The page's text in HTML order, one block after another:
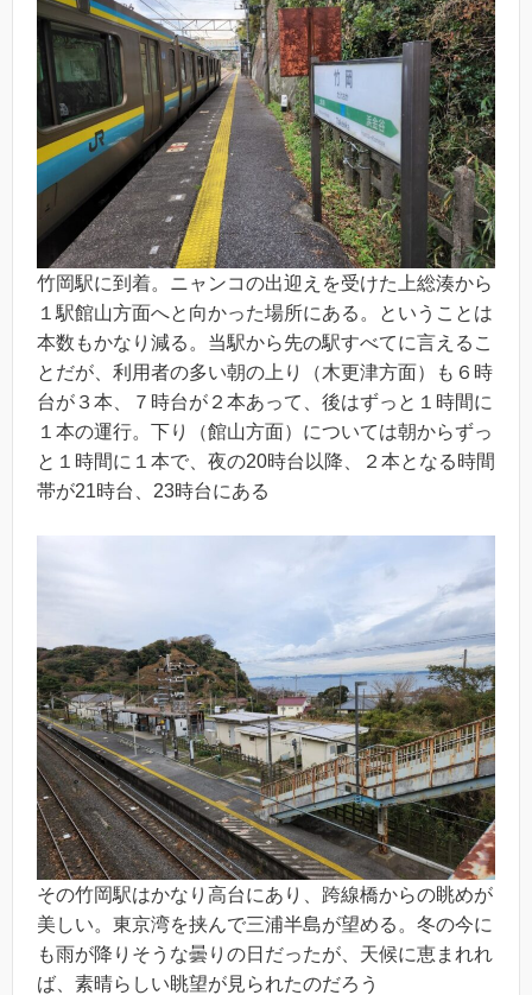
竹岡駅に到着。ニャンコの出迎えを受けた上総湊から
１駅館山方面へと向かった場所にある。ということは
本数もかなり減る。当駅から先の駅すべてに言えるこ
とだが、利用者の多い朝の上り（木更津方面）も６時
台が３本、７時台が２本あって、後はずっと１時間に
１本の運行。下り（館山方面）については朝からずっ
と１時間に１本で、夜の20時台以降、２本となる時間
帯が21時台、23時台にある
その竹岡駅はかなり高台にあり、跨線橋からの眺めが
美しい。東京湾を挟んで三浦半島が望める。冬の今に
も雨が降りそうな曇りの日だったが、天候に恵まれれ
ば、素晴らしい眺望が見られたのだろう